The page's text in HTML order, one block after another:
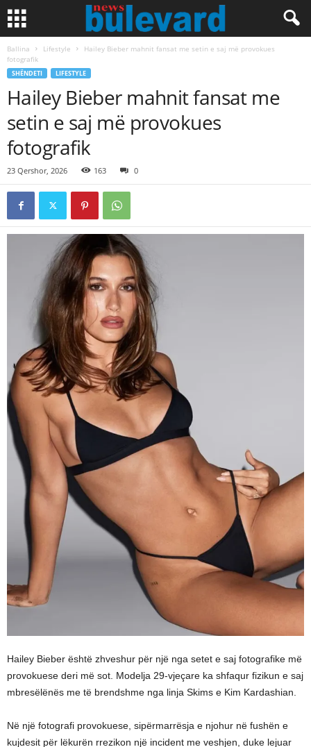
Ballina Lifestyle
Hailey Bieber mahnit fansat me setin e saj më provokues
fotografik
SHËNDETI LIFESTYLE
Hailey Bieber mahnit fansat me
setin e saj më provokues
fotografik
23 Qershor, 2026 163 0
Hailey Bieber është zhveshur për një nga setet e saj fotografike më
provokuese deri më sot. Modelja 29-vjeçare ka shfaqur fizikun e saj
mbresëlënës me të brendshme nga linja Skims e Kim Kardashian.
Në një fotografi provokuese, sipërmarrësja e njohur në fushën e
kujdesit për lëkurën rrezikon një incident me veshjen, duke lejuar